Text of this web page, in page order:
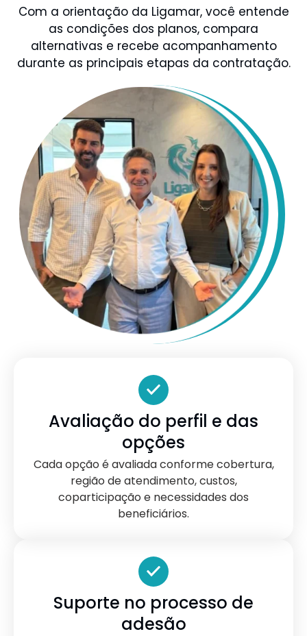
Com a orientação da Ligamar, você entende
as condições dos planos, compara
alternativas e recebe acompanhamento
durante as principais etapas da contratação.
Avaliação do perfil e das
opções
Cada opção é avaliada conforme cobertura,
região de atendimento, custos,
coparticipação e necessidades dos
beneficiários.
Suporte no processo de
adesão